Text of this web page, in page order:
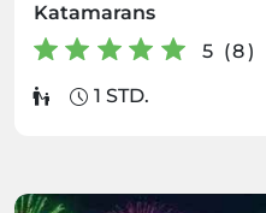
Katamarans
5 (8)
1 STD.